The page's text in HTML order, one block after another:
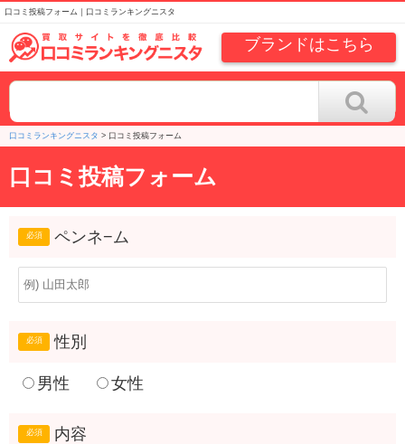
口コミ投稿フォーム｜口コミランキングニスタ
ブランドはこちら
口コミランキングニスタ > 口コミ投稿フォーム
口コミ投稿フォーム
ペンネ−ム
性別
男性 女性
内容